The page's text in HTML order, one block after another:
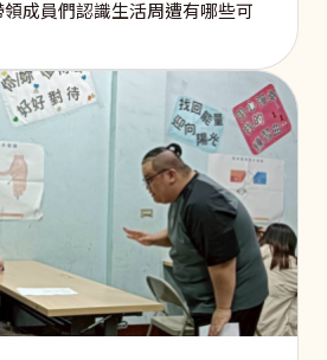
成員們認識生活周遭有哪些可